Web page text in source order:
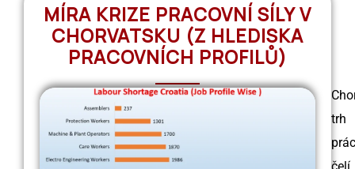
MÍRA KRIZE PRACOVNÍ SÍLY V
CHORVATSKU (Z HLEDISKA
PRACOVNÍCH PROFILŮ)
trh
čelí